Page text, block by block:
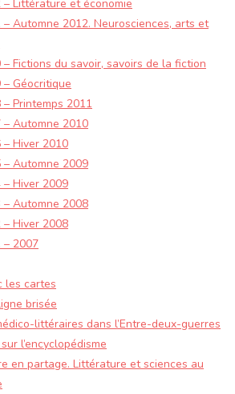
– Littérature et économie
– Automne 2012. Neurosciences, arts et
– Fictions du savoir, savoirs de la fiction
Géocritique
Printemps 2011
– Automne 2010
– Hiver 2010
– Automne 2009
– Hiver 2009
– Automne 2008
– Hiver 2008
– 2007
les cartes
brisée
littéraires dans l’Entre-deux-guerres
l’encyclopédisme
en partage. Littérature et sciences au